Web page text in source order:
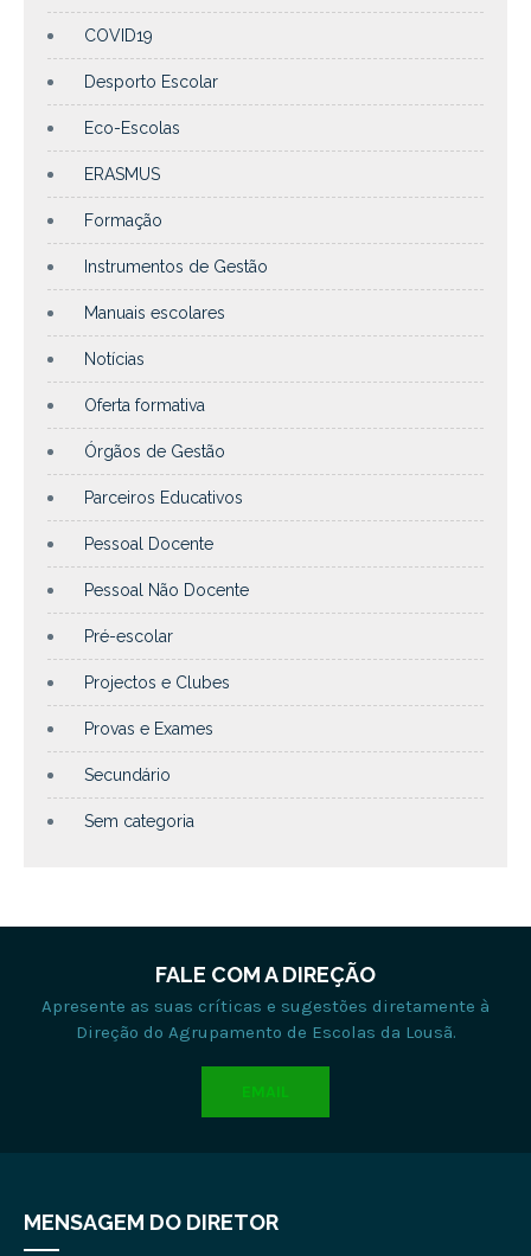
COVID19
Desporto Escolar
Eco-Escolas
ERASMUS
Formação
Instrumentos de Gestão
Manuais escolares
Notícias
Oferta formativa
Órgãos de Gestão
Parceiros Educativos
Pessoal Docente
Pessoal Não Docente
Pré-escolar
Projectos e Clubes
Provas e Exames
Secundário
Sem categoria
FALE COM A DIREÇÃO
Apresente as suas críticas e sugestões diretamente à
Direção do Agrupamento de Escolas da Lousã.
EMAIL
MENSAGEM DO DIRETOR